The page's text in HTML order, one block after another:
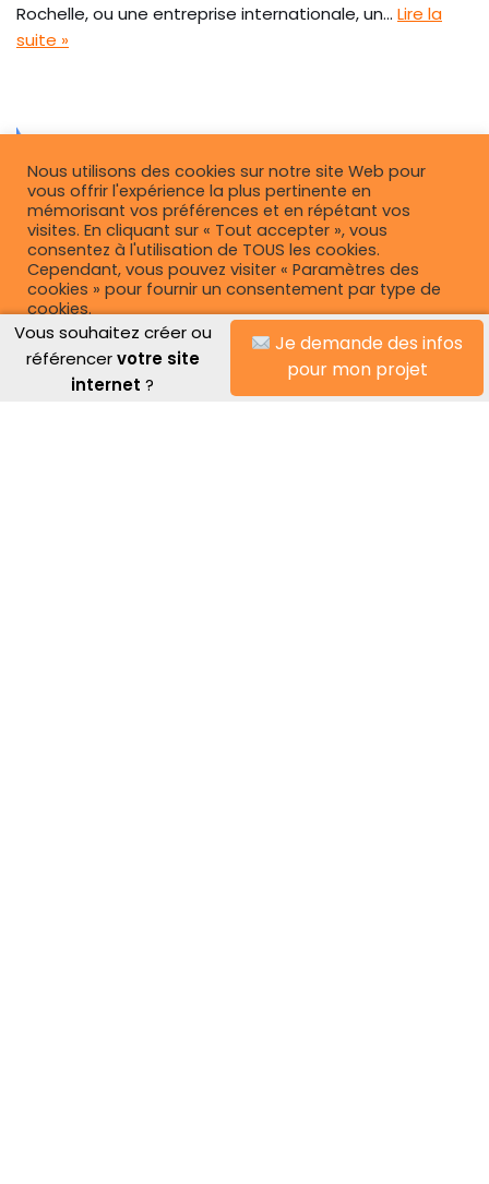
Rochelle, ou une entreprise internationale, un… Lire la
suite »
Le SEA : Une stratégie incontournable pour la
croissance en ligne
Nous utilisons des cookies sur notre site Web pour
vous offrir l'expérience la plus pertinente en
mémorisant vos préférences et en répétant vos
visites. En cliquant sur « Tout accepter », vous
consentez à l'utilisation de TOUS les cookies.
Cependant, vous pouvez visiter « Paramètres des
cookies » pour fournir un consentement par type de
cookies.
Paramétrage des cookies Tout accepter
Vous souhaitez créer ou
référencervotre site
internet ?
Je demande des infos
pour mon projet